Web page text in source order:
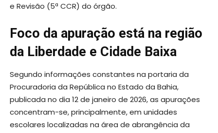
e Revisão (5ª CCR) do órgão.
Foco da apuração está na região
da Liberdade e Cidade Baixa
Segundo informações constantes na portaria da
Procuradoria da República no Estado da Bahia,
publicada no dia 12 de janeiro de 2026, as apurações
concentram-se, principalmente, em unidades
escolares localizadas na área de abrangência da